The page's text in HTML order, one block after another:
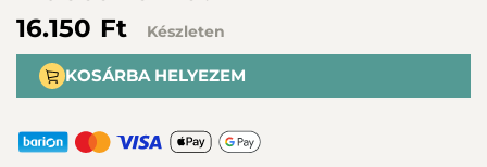
16.150 Ft
Készleten
KOSÁRBA HELYEZEM